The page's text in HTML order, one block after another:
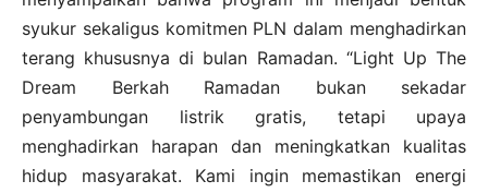
syukur sekaligus komitmen PLN dalam menghadirkan
terang khususnya di bulan Ramadan. “Light Up The
Dream Berkah Ramadan bukan sekadar
penyambungan listrik gratis, tetapi upaya
menghadirkan harapan dan meningkatkan kualitas
hidup masyarakat. Kami ingin memastikan energi